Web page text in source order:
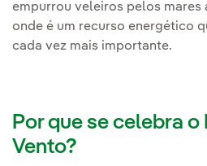
empurrou veleiros pelos mares
onde é um recurso energético
cada vez mais importante.
Por que se celebra
Vento?